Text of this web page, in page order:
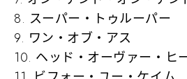
8. スーパー・トゥルーパー
9. ワン・オブ・アス
10. ヘッド・オーヴァー・ヒ